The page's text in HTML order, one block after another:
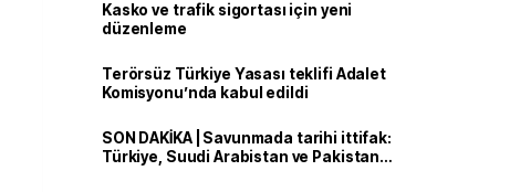
Kasko ve trafik sigortası için yeni
düzenleme
Terörsüz Türkiye Yasası teklifi Adalet
Komisyonu’nda kabul edildi
SON DAKİKA | Savunmada tarihi ittifak:
Türkiye, Suudi Arabistan ve Pakistan